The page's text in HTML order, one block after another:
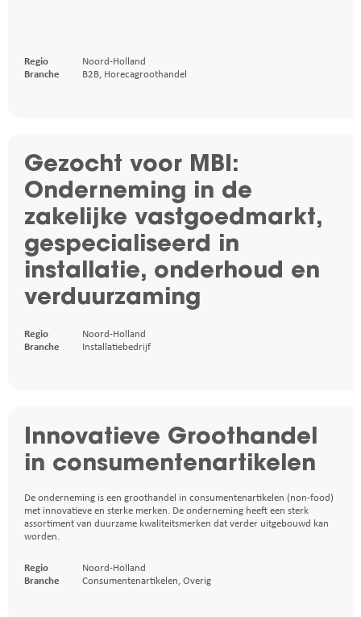
Regio
Noord-Holland
Branche
B2B, Horecagroothandel
Gezocht voor MBI:
Onderneming in de
zakelijke vastgoedmarkt,
gespecialiseerd in
installatie, onderhoud en
verduurzaming
Regio
Noord-Holland
Branche
Installatiebedrijf
Innovatieve Groothandel
in consumentenartikelen
De onderneming is een groothandel in consumentenartikelen (non-food)
met innovatieve en sterke merken. De onderneming heeft een sterk
assortiment van duurzame kwaliteitsmerken dat verder uitgebouwd kan
worden.
Regio
Noord-Holland
Branche
Consumentenartikelen, Overig